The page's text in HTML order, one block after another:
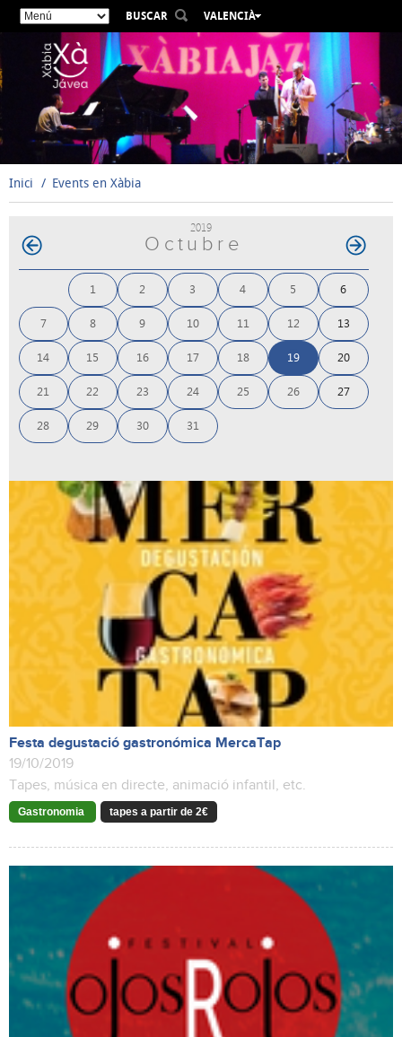
BUSCAR
VALENCIÀ
ESPAÑOL
ENGLISH
DEUTSCH
РУССКИЙ
Inici Events en Xàbia
2019
Octubre
1 2 3 4 5 6
7 8 9 10 11 12 13
14 15 16 17 18 19 20
21 22 23 24 25 26 27
28 29 30 31
Festa degustació gastronómica MercaTap
19/10/2019
Tapes, música en directe, animació infantil, etc.
Gastronomia tapes a partir de 2€